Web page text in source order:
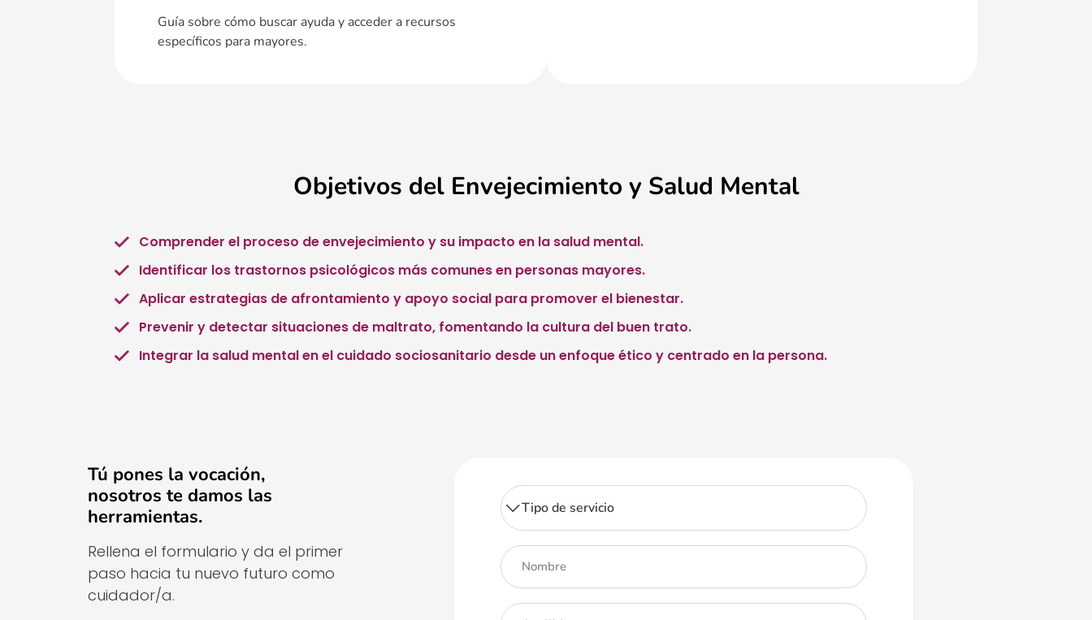
Guía sobre cómo buscar ayuda y acceder a recursos
específicos para mayores.
Objetivos del Envejecimiento y Salud Mental
Comprender el proceso de envejecimiento y su impacto en la salud mental.
Identificar los trastornos psicológicos más comunes en personas mayores.
Aplicar estrategias de afrontamiento y apoyo social para promover el bienestar.
Prevenir y detectar situaciones de maltrato, fomentando la cultura del buen trato.
Integrar la salud mental en el cuidado sociosanitario desde un enfoque ético y centrado en la persona.
Tú pones la vocación,
nosotros te damos las
herramientas.
Rellena el formulario y da el primer
paso hacia tu nuevo futuro como
cuidador/a.